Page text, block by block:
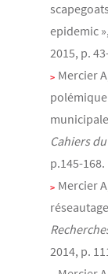
epidemic »,
2015, p.
Mercier
Cahiers
p.145-168.
Mercier
2014, p.